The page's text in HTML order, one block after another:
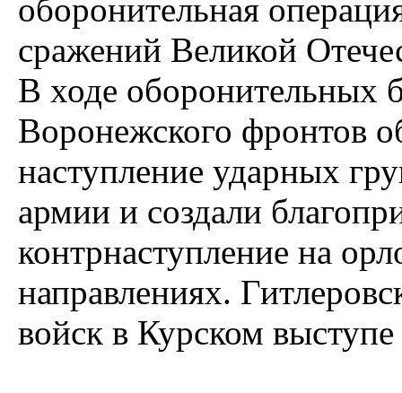
оборонительная
сражений Великой
В ходе оборонительных
Воронежского фронтов
наступление ударных
армии и создали
контрнаступление на
направлениях.
войск в Курском